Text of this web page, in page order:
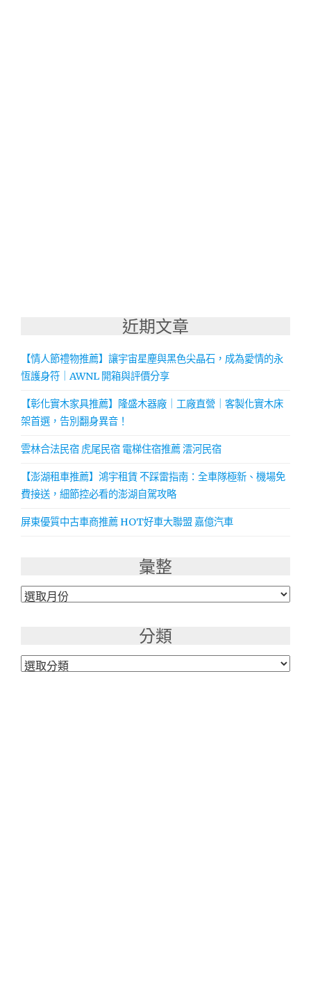
近期文章
【情人節禮物推薦】讓宇宙星塵與黑色尖晶石，成為愛情的永
恆護身符｜AWNL 開箱與評價分享
【彰化實木家具推薦】隆盛木器廠｜工廠直營｜客製化實木床
架首選，告別翻身異音！
雲林合法民宿 虎尾民宿 電梯住宿推薦 澐河民宿
【澎湖租車推薦】鴻宇租賃 不踩雷指南：全車隊極新、機場免
費接送，細節控必看的澎湖自駕攻略
屏東優質中古車商推薦 HOT好車大聯盟 嘉億汽車
彙整
彙
分類
分